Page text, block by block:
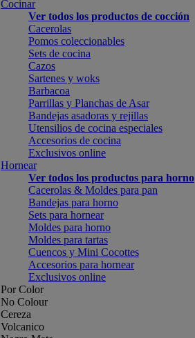
Cocinar
Ver todos los productos de cocción
Cacerolas
Pomos coleccionables
Sets de cocina
Cazos
Sartenes y woks
Barbacoa
Parrillas y Planchas de Asar
Bandejas asadoras y rejillas
Utensilios de cocina especiales
Accesorios de cocina
Exclusivos online
Hornear
Ver todos los productos para horno
Cacerolas & Moldes para pan
Bandejas para horno
Sets para hornear
Moldes para horno
Moldes para tartas
Cuencos y Mini Cocottes
Accesorios para hornear
Exclusivos online
Por Color
No Colour
Cereza
Volcanico